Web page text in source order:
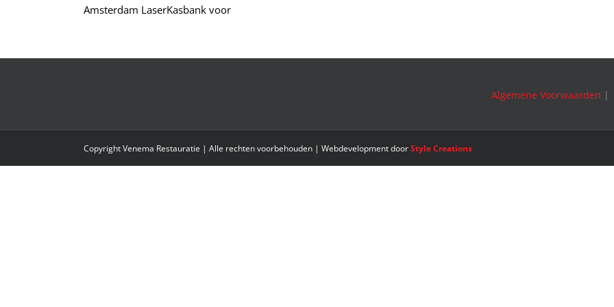
Amsterdam LaserKasbank voor
Algemene Voorwaarden |
Copyright Venema Restauratie | Alle rechten voorbehouden | Webdevelopment doorStyle Creations